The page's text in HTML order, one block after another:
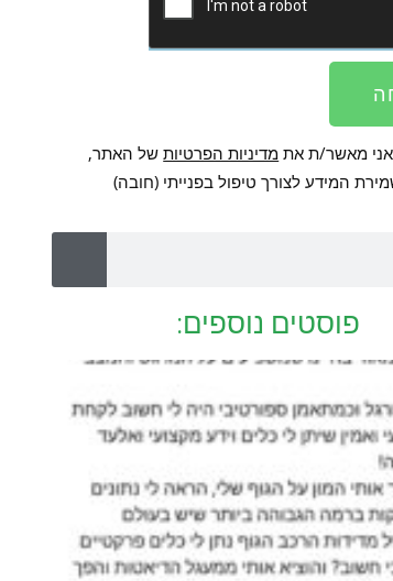
מאשר/ת את מדיניות הפרטיותשל האתר,
המידע לצורך טיפול בפנייתי (חובה)
פוסטים נוספים: